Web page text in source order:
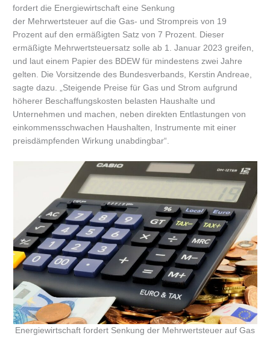
fordert die Energiewirtschaft eine Senkung
der Mehrwertsteuer auf die Gas- und Strompreis von 19
Prozent auf den ermäßigten Satz von 7 Prozent. Dieser
ermäßigte Mehrwertsteuersatz solle ab 1. Januar 2023 greifen,
und laut einem Papier des BDEW für mindestens zwei Jahre
gelten. Die Vorsitzende des Bundesverbands, Kerstin Andreae,
sagte dazu. „Steigende Preise für Gas und Strom aufgrund
höherer Beschaffungskosten belasten Haushalte und
Unternehmen und machen, neben direkten Entlastungen von
einkommensschwachen Haushalten, Instrumente mit einer
preisdämpfenden Wirkung unabdingbar“.
Energiewirtschaft fordert Senkung der Mehrwertsteuer auf Gas